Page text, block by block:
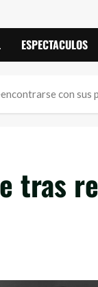
ESPECTACULOS
con sus
tras